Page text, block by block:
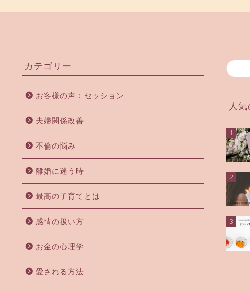
カテゴリー
お客様の声：セッション
夫婦関係改善
不倫の悩み
離婚に迷う時
最高の子育てとは
感情の扱い方
お金の心理学
愛される方法
人
1
2
3